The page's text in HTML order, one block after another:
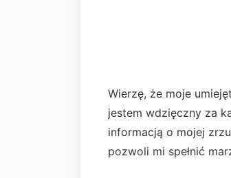
Wierzę, że moje
jestem wdzięczny za
informacją o mojej
pozwoli mi spełnić